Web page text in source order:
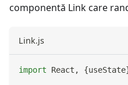
componentă Link care
Link.js
import React , {useState